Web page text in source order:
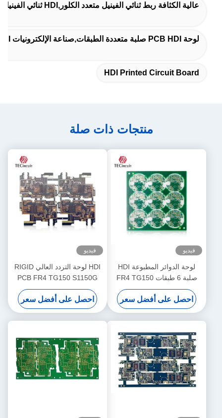
عالية الكثافة ربط ثنائي الفينيل متعدد الكلور,HDI ثنائي الفينيل متعدد الكلور المجلس,HDI لوحة الدوائر المطبوعة
لوحة PCB HDI صلبة متعددة الطبقات,صناعة الإلكترونيات PCB HDI جامدة,صناعة الكمبيوتر لوحات الدوائر المطبوعة
HDI Printed Circuit Board
منتجات ذات صلة
فيديو
لوحة الدوائر المطبوعة HDI
صلبة 6 طبقات FR4 TG150
تصميم OEM PCB تصنيع
احصل على أفضل سعر
فيديو
HDI لوحة التردد العالي RIGID
PCB FR4 TG150 S1150G
الحجم الحد الأدنى للثقب
0.1mm
احصل على أفضل سعر